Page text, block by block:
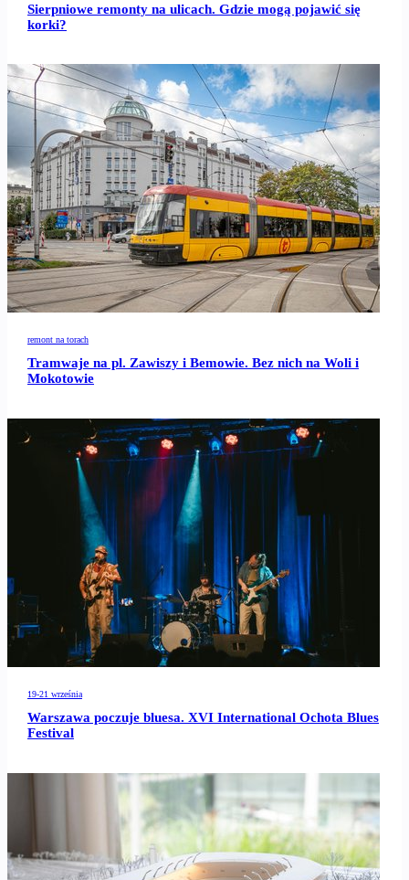
Sierpniowe remonty na ulicach. Gdzie mogą pojawić się
korki?
remont na torach
Tramwaje na pl. Zawiszy i Bemowie. Bez nich na Woli i
Mokotowie
19-21 września
Warszawa poczuje bluesa. XVI International Ochota Blues
Festival